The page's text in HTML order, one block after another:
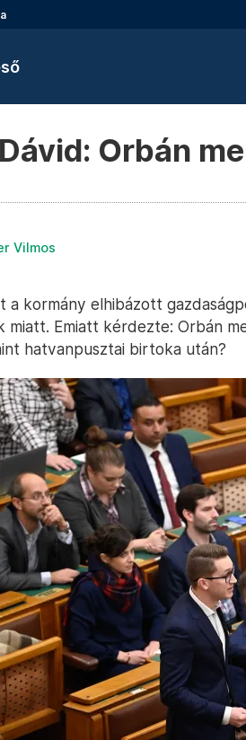
Orbán
Vilmos
a kormány elhibázott
miatt. Emiatt kérdezte: Orbán
hatvanpusztai birtoka után?